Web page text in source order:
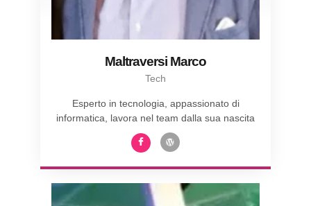
Maltraversi Marco
Tech
Esperto in tecnologia, appassionato di
informatica, lavora nel team dalla sua nascita